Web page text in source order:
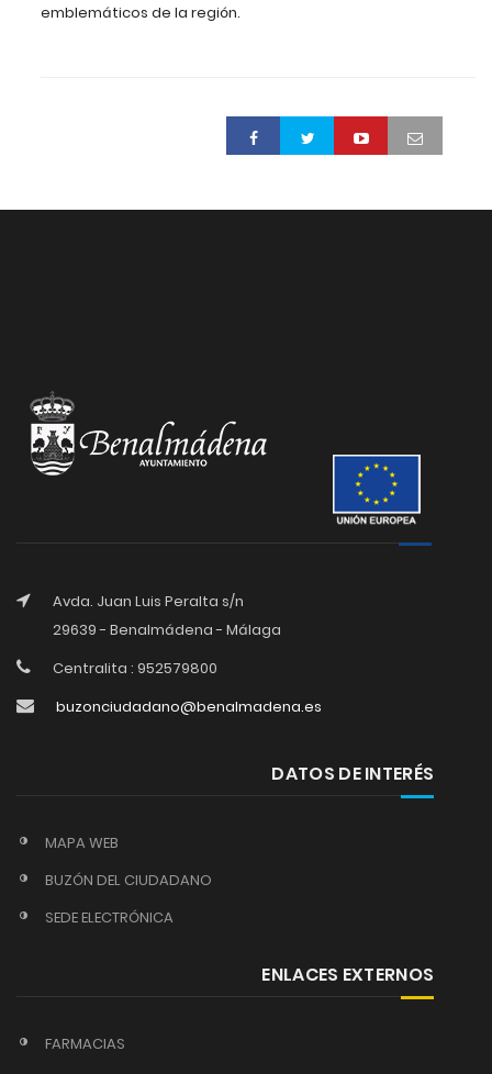
emblemáticos de la región.
Avda. Juan Luis Peralta s/n
29639 - Benalmádena - Málaga
Centralita : 952579800
buzonciudadano@benalmadena.es
DATOS DE INTERÉS
MAPA WEB
BUZÓN DEL CIUDADANO
SEDE ELECTRÓNICA
ENLACES EXTERNOS
FARMACIAS